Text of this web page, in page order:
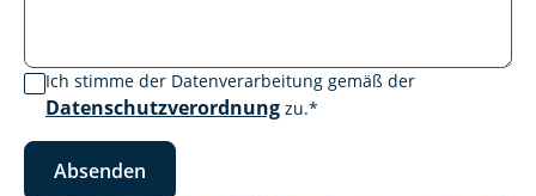
Ich stimme der Datenverarbeitung gemäß der
Datenschutzverordnung zu.*
Absenden